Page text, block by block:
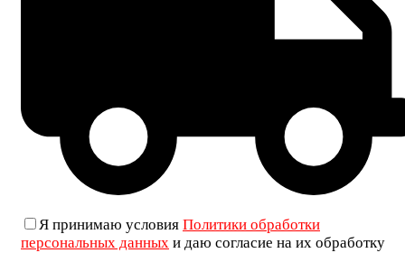
Я принимаю условия Политики обработки
персональных данных и даю согласие на их обработку